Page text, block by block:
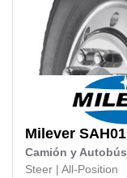
Milever SAH01
Camión y Autobús
Steer
All-Position